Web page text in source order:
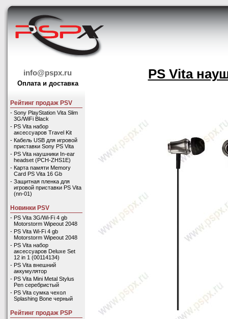
info@pspx.ru
Оплата и доставка
Рейтинг продаж PSV
- Sony PlayStation Vita Slim
3G/WiFi Black
- PS Vita набор
аксессуаров Travel Kit
- Кабель USB для игровой
приставки Sony PS Vita
- PS Vita наушники In-ear
headset (PCH-ZHS1E)
- Карта памяти Memory
Card PS Vita 16 Gb
- Защитная пленка для
игровой приставки PS Vita
(nn-01)
Новинки PSV
- PS Vita 3G/Wi-Fi 4 gb
Motorstorm Wipeout 2048
- PS Vita Wi-Fi 4 gb
Motorstorm Wipeout 2048
- PS Vita набор
аксессуаров Deluxe Set
12 in 1 (00114134)
- PS Vita внешний
аккумулятор
- PS Vita Mini Metal Stylus
Pen серебристый
- PS Vita сумка чехол
Splashing Bone черный
Рейтинг продаж PSP
PS Vita